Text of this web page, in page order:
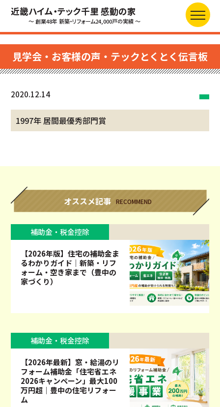
近畿ハイム・テック千里 感動の家
～ 創業48年 新築・リフォーム24,000戸の実績 ～
見学会・お客様の声・テックとくとく伝言板
2020.12.14
1997年 居間最優秀部門賞
オススメ記事 RECOMMEND
補助金・税金控除
【2026年版】住宅の補助金ま
るわかりガイド｜新築・リフ
ォーム・空き家まで（豊中の
家づくり）
補助金・税金控除
【2026年最新】窓・給湯のリ
フォーム補助金「住宅省エネ
2026キャンペーン」最大100
万円超｜豊中の住宅リフォー
ム